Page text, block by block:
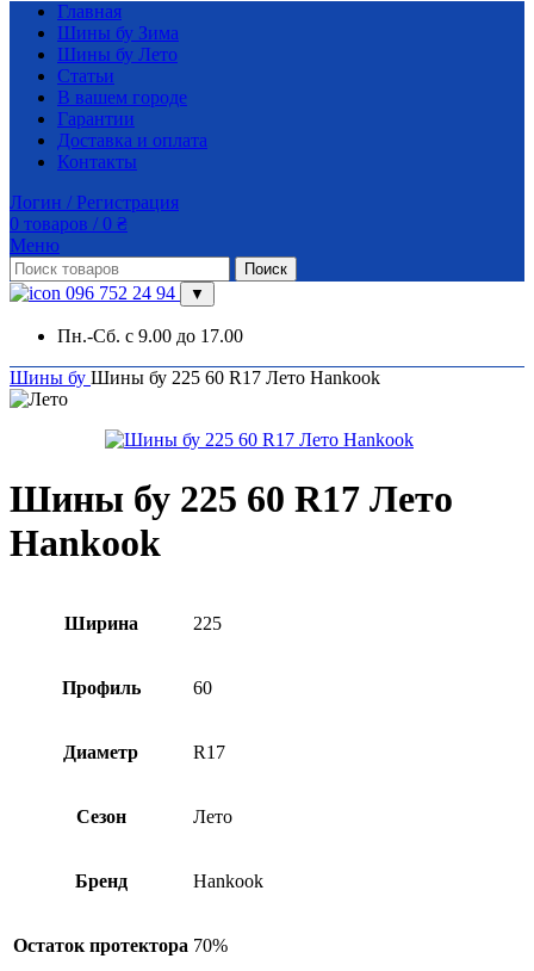
Главная
Шины бу Зима
Шины бу Лето
Статьи
В вашем городе
Гарантии
Доставка и оплата
Контакты
Логин / Регистрация
0 товаров / 0 ₴
Меню
Поиск
096 752 24 94 ▼
Пн.-Сб. с 9.00 до 17.00
Шины бу Шины бу 225 60 R17 Лето Hankook
Шины бу 225 60 R17 Лето
Hankook
Ширина 225
Профиль 60
Диаметр R17
Сезон Лето
Бренд Hankook
Остаток протектора 70%